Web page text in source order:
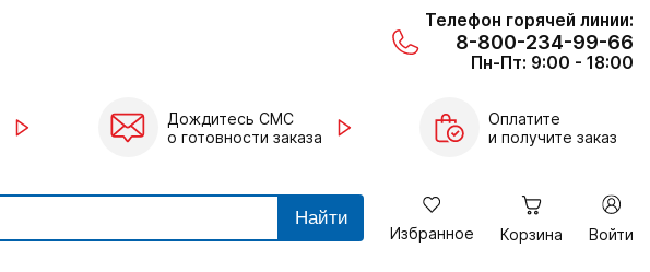
Телефон горячей линии:
8-800-234-99-66
Пн-Пт: 9:00 - 18:00
Дождитесь СМС
о готовности заказа
Оплатите
и получите заказ
Найти
Избранное Корзина Войти